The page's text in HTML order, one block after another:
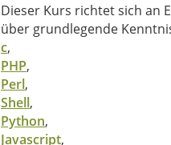
Dieser Kurs richtet sich an
über grundlegende
c,
PHP,
Perl,
Shell,
Python,
Javascript,